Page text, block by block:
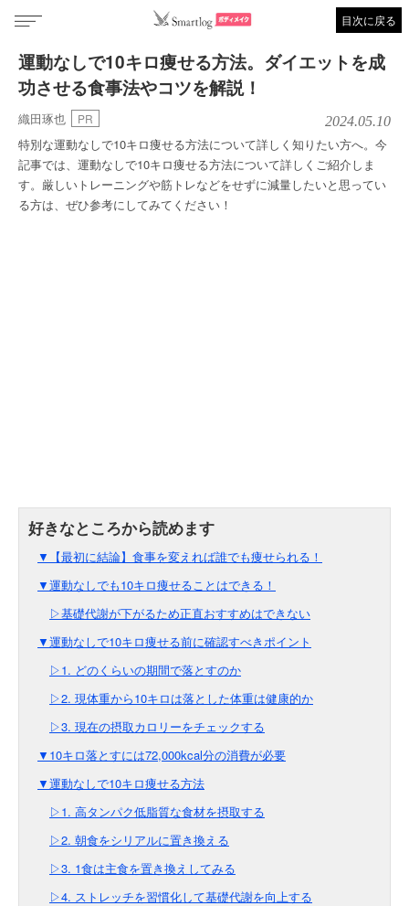
目次に戻る
運動なしで10キロ痩せる方法。ダイエットを成
功させる食事法やコツを解説！
織田琢也 PR 2024.05.10
特別な運動なしで10キロ痩せる方法について詳しく知りたい方へ。今
記事では、運動なしで10キロ痩せる方法について詳しくご紹介しま
す。厳しいトレーニングや筋トレなどをせずに減量したいと思ってい
る方は、ぜひ参考にしてみてください！
▼【最初に結論】食事を変えれば誰でも痩せられる！
▼運動なしでも10キロ痩せることはできる！
▷基礎代謝が下がるため正直おすすめはできない
▼運動なしで10キロ痩せる前に確認すべきポイント
▷1. どのくらいの期間で落とすのか
▷2. 現体重から10キロは落とした体重は健康的か
▷3. 現在の摂取カロリーをチェックする
▼10キロ落とすには72,000kcal分の消費が必要
▼運動なしで10キロ痩せる方法
▷1. 高タンパク低脂質な食材を摂取する
▷2. 朝食をシリアルに置き換える
▷3. 1食は主食を置き換えしてみる
▷4. ストレッチを習慣化して基礎代謝を向上する